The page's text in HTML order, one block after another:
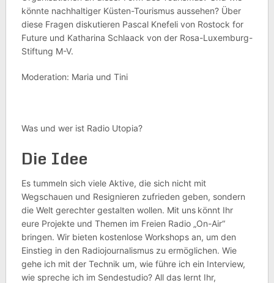
könnte nachhaltiger Küsten-Tourismus aussehen? Über
diese Fragen diskutieren Pascal Knefeli von Rostock for
Future und Katharina Schlaack von der Rosa-Luxemburg-
Stiftung M-V.
Moderation: Maria und Tini
Was und wer ist Radio Utopia?
Die Idee
Es tummeln sich viele Aktive, die sich nicht mit
Wegschauen und Resignieren zufrieden geben, sondern
die Welt gerechter gestalten wollen. Mit uns könnt Ihr
eure Projekte und Themen im Freien Radio „On-Air“
bringen. Wir bieten kostenlose Workshops an, um den
Einstieg in den Radiojournalismus zu ermöglichen. Wie
gehe ich mit der Technik um, wie führe ich ein Interview,
wie spreche ich im Sendestudio? All das lernt Ihr,